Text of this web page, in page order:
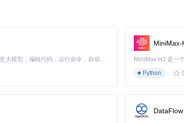
开发。
设备上，都能呈现出流畅的浏览体验。
Claude Code 的开源替代方案。连接任意大模型，编辑代码，运行命令，自动验证 — 全自动执行。用 Rust 构建，极致性能。 ｜ An open-source alternative to Claude Code. Connect any LLM, edit code, run commands, and verify changes — autonomously. Built in Rust for speed. Get Started
MiniMax-
Python
DataFlow